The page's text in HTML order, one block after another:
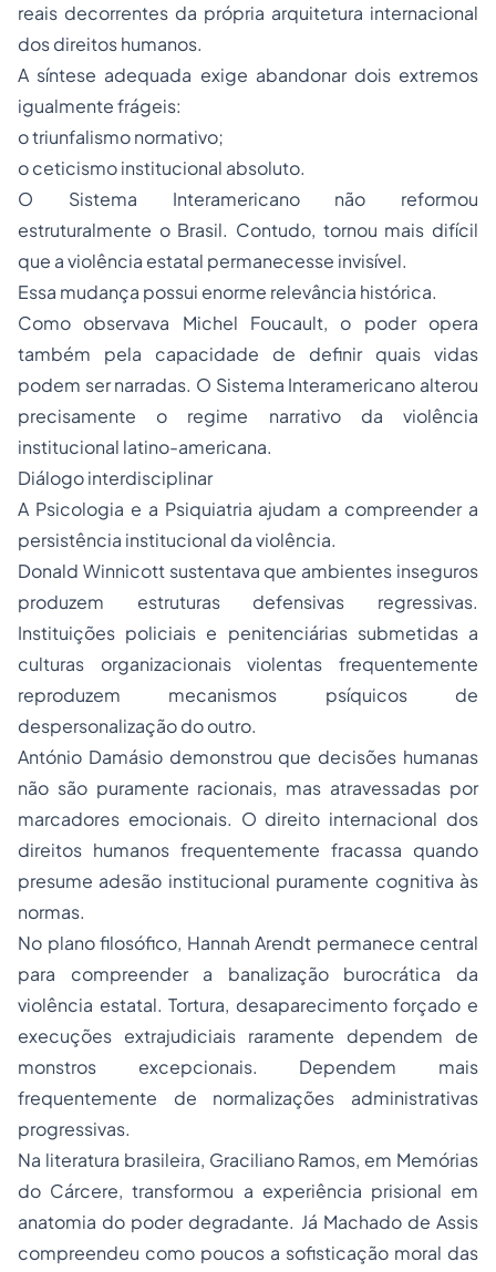
reais decorrentes da própria arquitetura internacional
dos direitos humanos.
A síntese adequada exige abandonar dois extremos
igualmente frágeis:
o triunfalismo normativo;
o ceticismo institucional absoluto.
O Sistema Interamericano não reformou
estruturalmente o Brasil. Contudo, tornou mais difícil
que a violência estatal permanecesse invisível.
Essa mudança possui enorme relevância histórica.
Como observava Michel Foucault, o poder opera
também pela capacidade de definir quais vidas
podem ser narradas. O Sistema Interamericano alterou
precisamente o regime narrativo da violência
institucional latino-americana.
Diálogo interdisciplinar
A Psicologia e a Psiquiatria ajudam a compreender a
persistência institucional da violência.
Donald Winnicott sustentava que ambientes inseguros
produzem estruturas defensivas regressivas.
Instituições policiais e penitenciárias submetidas a
culturas organizacionais violentas frequentemente
reproduzem mecanismos psíquicos de
despersonalização do outro.
António Damásio demonstrou que decisões humanas
não são puramente racionais, mas atravessadas por
marcadores emocionais. O direito internacional dos
direitos humanos frequentemente fracassa quando
presume adesão institucional puramente cognitiva às
normas.
No plano filosófico, Hannah Arendt permanece central
para compreender a banalização burocrática da
violência estatal. Tortura, desaparecimento forçado e
execuções extrajudiciais raramente dependem de
monstros excepcionais. Dependem mais
frequentemente de normalizações administrativas
progressivas.
Na literatura brasileira, Graciliano Ramos, em Memórias
do Cárcere, transformou a experiência prisional em
anatomia do poder degradante. Já Machado de Assis
compreendeu como poucos a sofisticação moral das